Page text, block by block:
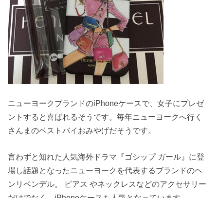
ニューヨークブランドのiPhoneケースで、女子にプレゼ
ントすると喜ばれるそうです。毎年ニューヨークへ行く
さんまのベストバイおみやげだそうです。
言わずと知れた人気海外ドラマ『ゴシップ ガール』に登
場し話題となったニューヨークを代表するブランドのヘ
ンリベンデル。 ピアス やネックレスなどのアクセサリー